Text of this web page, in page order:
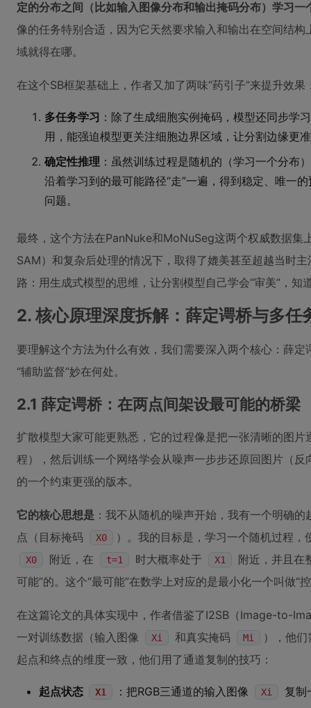
定的分布之间（比如输入图像分布和输出掩码分布）学习一
像的任务特别合适，因为它天然要求输入和输出在空间结
域就得在哪。
在这个SB框架基础上，作者又加了两味“药引子”来提升效果
多任务学习 ：除了生成细胞实例掩码，模型还同步学
用，能强迫模型更关注细胞边界区域，让分割边缘更
确定性推理 ：虽然训练过程是随机的（学习一个分布
沿着学习到的最可能路径“走”一遍，得到稳定、唯一
问题。
最终，这个方法在PanNuke和MoNuSeg这两个权威数据集
SAM）和复杂后处理的情况下，取得了媲美甚至超越当时
路：用生成式模型的思维，让分割模型自己学会“审美”，知
2. 核心原理深度拆解：薛定谔桥与多任
要理解这个方法为什么有效，我们需要深入两个核心：薛
“辅助监督”妙在何处。
2.1 薛定谔桥：在两点间架设最可能的桥梁
扩散模型大家可能更熟悉，它的过程像是把一张清晰的图
程），然后训练一个网络学会从噪声一步步还原回图片（
的一个约束更强的版本。
它的核心思想是 ：我不从随机的噪声开始，我有一个明确
点（目标掩码
X0 ）。我的目标是，学习一个随机过程
X0 附近，在 t=1 时大概率处于 X1
附近，并且在
可能”的。这个“最可能”在数学上对应的是最小化一个叫做“
在这篇论文的具体实现中，作者借鉴了I2SB（Image-to-
一对训练数据（输入图像
Xi 和真实掩码 Mi
），他
起点和终点的维度一致，他们用了通道复制的技巧：
起点状态 X1 ：把RGB三通道的输入图像 Xi
复制